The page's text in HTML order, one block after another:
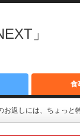
」
食
お返しには、ちょっと